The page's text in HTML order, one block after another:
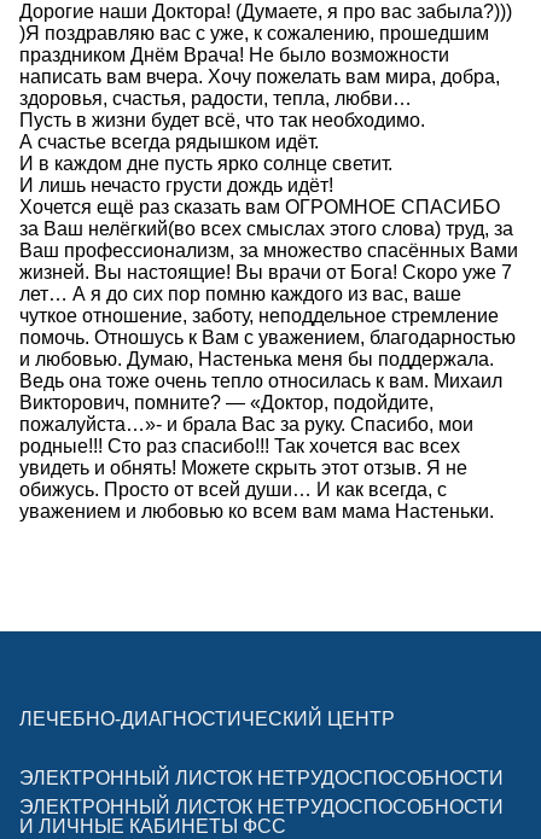
Дорогие наши Доктора! (Думаете, я про вас забыла?)))
)Я поздравляю вас с уже, к сожалению, прошедшим
праздником Днём Врача! Не было возможности
написать вам вчера. Хочу пожелать вам мира, добра,
здоровья, счастья, радости, тепла, любви…
Пусть в жизни будет всё, что так необходимо.
А счастье всегда рядышком идёт.
И в каждом дне пусть ярко солнце светит.
И лишь нечасто грусти дождь идёт!
Хочется ещё раз сказать вам ОГРОМНОЕ СПАСИБО
за Ваш нелёгкий(во всех смыслах этого слова) труд, за
Ваш профессионализм, за множество спасённых Вами
жизней. Вы настоящие! Вы врачи от Бога! Скоро уже 7
лет… А я до сих пор помню каждого из вас, ваше
чуткое отношение, заботу, неподдельное стремление
помочь. Отношусь к Вам с уважением, благодарностью
и любовью. Думаю, Настенька меня бы поддержала.
Ведь она тоже очень тепло относилась к вам. Михаил
Викторович, помните? — «Доктор, подойдите,
пожалуйста…»- и брала Вас за руку. Спасибо, мои
родные!!! Сто раз спасибо!!! Так хочется вас всех
увидеть и обнять! Можете скрыть этот отзыв. Я не
обижусь. Просто от всей души… И как всегда, с
уважением и любовью ко всем вам мама Настеньки.
ЛЕЧЕБНО-ДИАГНОСТИЧЕСКИЙ ЦЕНТР
ЭЛЕКТРОННЫЙ ЛИСТОК НЕТРУДОСПОСОБНОСТИ
ЭЛЕКТРОННЫЙ ЛИСТОК НЕТРУДОСПОСОБНОСТИ
И ЛИЧНЫЕ КАБИНЕТЫ ФСС